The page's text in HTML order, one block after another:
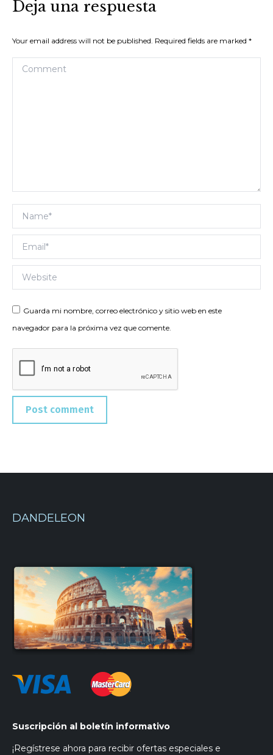
Deja una respuesta
Your email address will not be published. Required fields are marked *
Comment
Name *
Email *
Website
Guarda mi nombre, correo electrónico y sitio web en este
navegador para la próxima vez que comente.
Post comment
DANDELEON
Suscripción al boletín informativo
¡Regístrese ahora para recibir ofertas especiales e